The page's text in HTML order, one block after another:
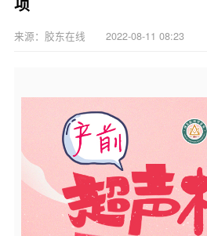
来源：胶东在线 2022-08-11 08:23